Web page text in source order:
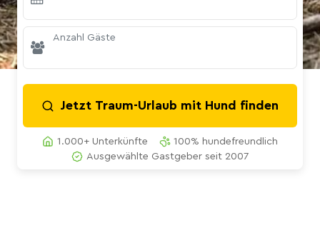
Anzahl Gäste
Jetzt Traum-Urlaub mit Hund finden
1.000+ Unterkünfte
100% hundefreundlich
Ausgewählte Gastgeber seit 2007